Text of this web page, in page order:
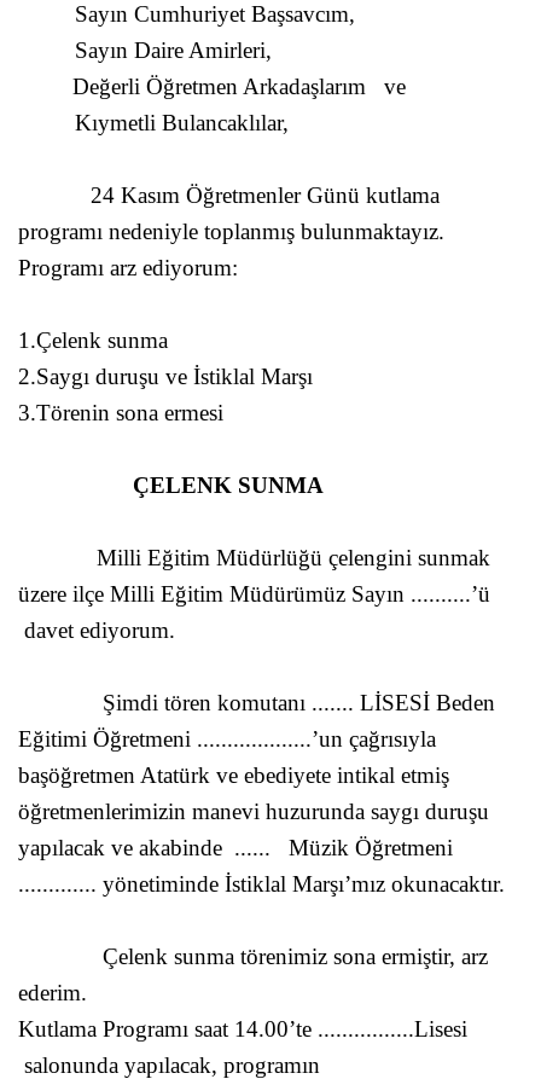
Sayın Cumhuriyet Başsavcım,
Sayın Daire Amirleri,
Değerli Öğretmen Arkadaşlarım
ve
Kıymetli Bulancaklılar,
24 Kasım Öğretmenler Günü kutlama
programı nedeniyle toplanmış bulunmaktayız.
Programı arz ediyorum:
1.Çelenk sunma
2.Saygı duruşu ve İstiklal Marşı
3.Törenin sona ermesi
ÇELENK SUNMA
Milli Eğitim Müdürlüğü çelengini sunmak
üzere ilçe Milli Eğitim Müdürümüz Sayın ..........’ü
davet ediyorum.
Şimdi tören komutanı ....... LİSESİ Beden
Eğitimi Öğretmeni ...................’un çağrısıyla
başöğretmen Atatürk ve ebediyete intikal etmiş
öğretmenlerimizin manevi huzurunda saygı duruşu
yapılacak ve akabinde ...... Müzik Öğretmeni
............. yönetiminde İstiklal Marşı’mız okunacaktır.
Çelenk sunma törenimiz sona ermiştir, arz
ederim.
Kutlama Programı saat 14.00’te ................Lisesi
salonunda yapılacak, programın